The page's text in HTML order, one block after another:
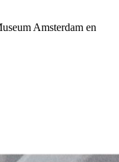
Amsterdam en